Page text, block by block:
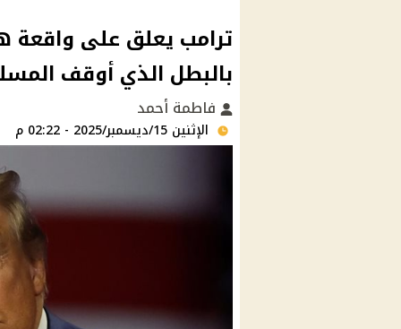
ترامب يعلق على
بالبطل الذي أوقف
فاطمة أحمد
الإثنين 15/ديسمبر/2025 - 02:22 م